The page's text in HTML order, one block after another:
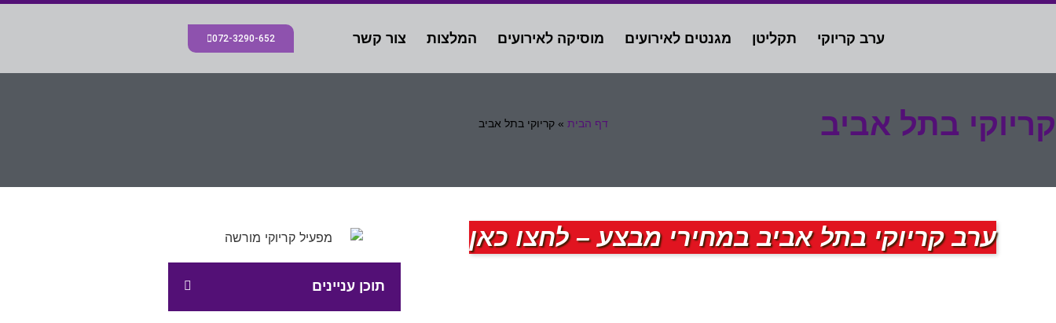
ערב קריוקי תקליטן מגנטים לאירועים מוסיקה לאירועים המלצות צור קשר 072-3290-652
קריוקי בתל אביב דף הבית » קריוקי בתל אביב
ערב קריוקי בתל אביב במחירי מבצע – לחצו כאן
תוכן עניינים